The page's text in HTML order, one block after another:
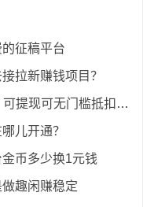
征稿平台
拉新赚钱项目？
可无门槛抵扣购物款
儿开通？
币多少换1元钱
趣闲赚稳定